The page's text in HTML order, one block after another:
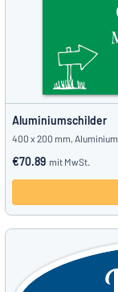
Aluminiumschilder
400 x 200 mm, Aluminium
€70.89 mit MwSt.